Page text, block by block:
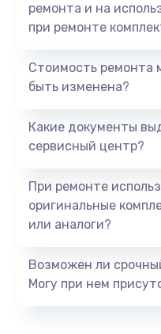
ремонта и на
при ремонте
Стоимость ремонта
быть изменена?
Какие документы
сервисный центр?
При ремонте
оригинальные
или аналоги?
Возможен ли
Могу при нем